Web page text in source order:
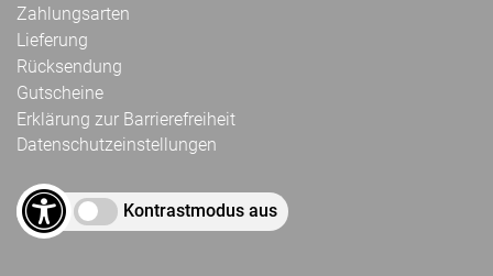
Zahlungsarten
Lieferung
Rücksendung
Gutscheine
Erklärung zur Barrierefreiheit
Datenschutzeinstellungen
Kontrastmodus aus